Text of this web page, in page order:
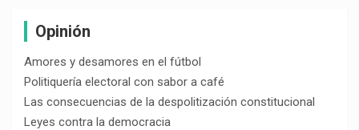
Opinión
Amores y desamores en el fútbol
Politiquería electoral con sabor a café
Las consecuencias de la despolitización constitucional
Leyes contra la democracia